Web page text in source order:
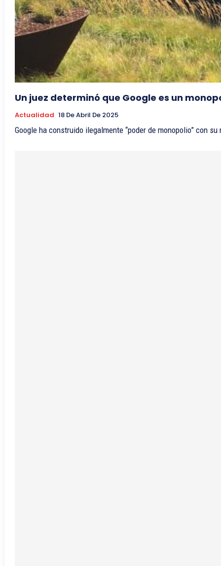
Un juez determinó que Google es un
Actualidad 18 De Abril De 2025
Google ha construido ilegalmente “poder de monopolio” con